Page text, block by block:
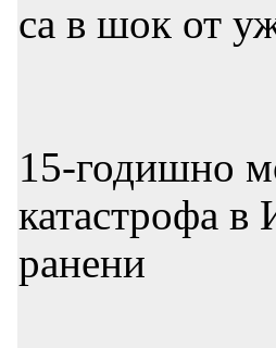
са в шок от
15-годишно
катастрофа
ранени